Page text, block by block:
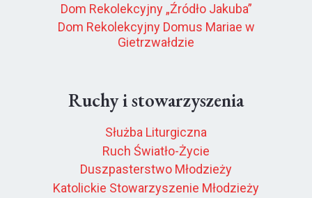
Dom Rekolekcyjny „Źródło Jakuba”
Dom Rekolekcyjny Domus Mariae w
Gietrzwałdzie
Ruchy i stowarzyszenia
Służba Liturgiczna
Ruch Światło-Życie
Duszpasterstwo Młodzieży
Katolickie Stowarzyszenie Młodzieży